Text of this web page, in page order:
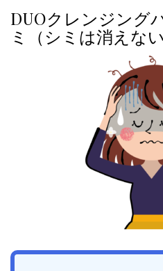
DUOクレンジング
ミ（シミは消えない